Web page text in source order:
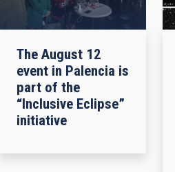
The August 12
event in Palencia is
part of the
“Inclusive Eclipse”
initiative